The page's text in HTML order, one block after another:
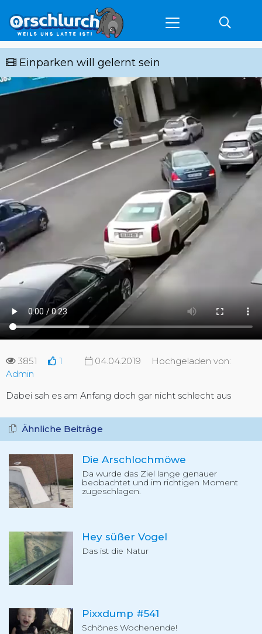
Einparken will gelernt sein
3851 1 04.04.2019
Hochgeladen von:
Admin
Dabei sah es am Anfang doch gar nicht schlecht aus
Ähnliche Beiträge
Die Arschlochmöwe
Da wurde das Ziel lange genauer
beobachtet und im richtigen Moment
zugeschlagen.
Hey süßer Vogel
Das ist die Natur
Pixxdump #541
Schönes Wochenende!